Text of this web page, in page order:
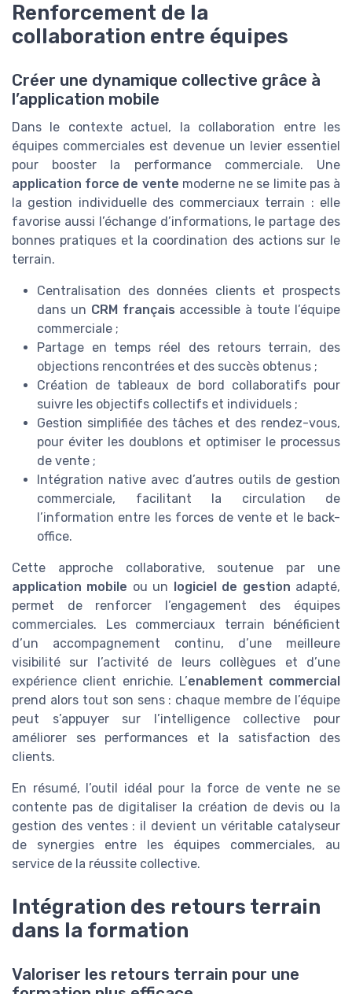
Renforcement de la
collaboration entre équipes
Créer une dynamique collective grâce à
l’application mobile
Dans le contexte actuel, la collaboration entre les
équipes commerciales est devenue un levier essentiel
pour booster la performance commerciale. Une
application force de vente moderne ne se limite pas à
la gestion individuelle des commerciaux terrain : elle
favorise aussi l’échange d’informations, le partage des
bonnes pratiques et la coordination des actions sur le
terrain.
Centralisation des données clients et prospects
dans un CRM français accessible à toute l’équipe
commerciale ;
Partage en temps réel des retours terrain, des
objections rencontrées et des succès obtenus ;
Création de tableaux de bord collaboratifs pour
suivre les objectifs collectifs et individuels ;
Gestion simplifiée des tâches et des rendez-vous,
pour éviter les doublons et optimiser le processus
de vente ;
Intégration native avec d’autres outils de gestion
commerciale, facilitant la circulation de
l’information entre les forces de vente et le back-
office.
Cette approche collaborative, soutenue par une
application mobile ou un logiciel de gestion adapté,
permet de renforcer l’engagement des équipes
commerciales. Les commerciaux terrain bénéficient
d’un accompagnement continu, d’une meilleure
visibilité sur l’activité de leurs collègues et d’une
expérience client enrichie. L’enablement commercial
prend alors tout son sens : chaque membre de l’équipe
peut s’appuyer sur l’intelligence collective pour
améliorer ses performances et la satisfaction des
clients.
En résumé, l’outil idéal pour la force de vente ne se
contente pas de digitaliser la création de devis ou la
gestion des ventes : il devient un véritable catalyseur
de synergies entre les équipes commerciales, au
service de la réussite collective.
Intégration des retours terrain
dans la formation
Valoriser les retours terrain pour une